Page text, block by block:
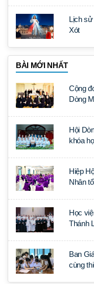
Lịch
Xót
BÀI MỚI NHẤT
Cộng
Dòng
Hội
khóa
Hiệp
Nhân
Học
Thánh
Ban
cùng